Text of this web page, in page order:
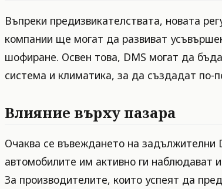
Въпреки предизвикателствата, новата
компании ще могат да развиват
шофиране. Освен това, DMS могат да
система и климатика, за да създадат по-
Влияние върху пазара
Очаква се въвеждането на задължителни
автомобилите им активно ги наблюдават
За производителите, които успеят да